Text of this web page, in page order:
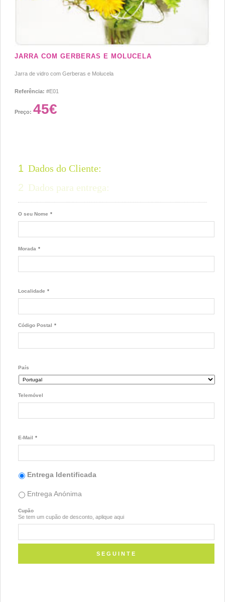
JARRA COM GERBERAS E MOLUCELA
Jarra de vidro com Gerberas e Molucela
Referência: #E01
Preço: 45€
1 Dados do Cliente:
2 Dados para entrega:
O seu Nome *
Morada *
Localidade *
Código Postal *
País
Telemóvel
E-Mail *
Entrega Identificada
Entrega Anónima
Cupão
Se tem um cupão de desconto, aplique aqui